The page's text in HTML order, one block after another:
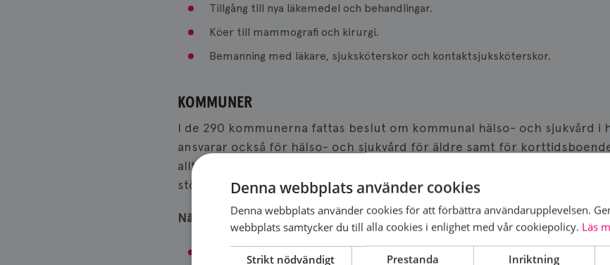
Tillgång till nya läkemedel och behandlingar.
Köer till mammografi och kirurgi.
Bemanning med läkare, sjuksköterskor och kontaktsjuksköterskor.
KOMMUNER
I de 290 kommunerna fattas beslut om kommunal hälso- och sjukvård i
ansvarar också för hälso- och sjukvård för äldre samt för
alltså inte för själva bröstcancervården, men dess prioriteringar kan vara
stöd patienter får i vardagen och för hur livet efter cancerbehandlingen
När du röstar i kommunvalet är du med och påverkar bland annat:
Hur stöd i hemmet och hemsjukvård ska organiseras.
Denna webbplats använder cookies
Denna webbplats använder cookies för att förbättra användarupplevelsen.
webbplats samtycker du till alla cookies i enlighet med vår cookiepolicy. Läs
Strikt nödvändigt Prestanda Inriktning